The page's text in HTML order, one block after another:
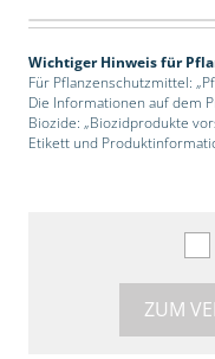
Wichtiger Hinweis für
Für Pflanzenschutzmittel:
Die Informationen auf dem
Biozide: „Biozidprodukte
Etikett und
ZUM